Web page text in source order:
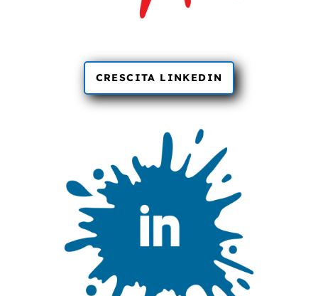
CRESCITA LINKEDIN